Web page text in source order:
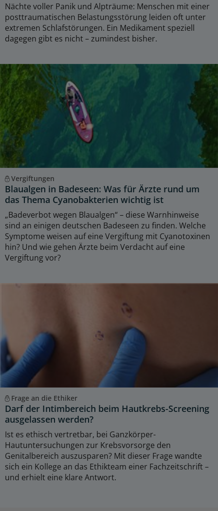
Nächte voller Panik und Alpträume: Menschen mit einer
posttraumatischen Belastungsstörung leiden oft unter
extremen Schlafstörungen. Ein Medikament speziell
dagegen gibt es nicht – zumindest bisher.
Vergiftungen
Blaualgen in Badeseen: Was für Ärzte rund um
das Thema Cyanobakterien wichtig ist
„Badeverbot wegen Blaualgen“ – diese Warnhinweise
sind an einigen deutschen Badeseen zu finden. Welche
Symptome weisen auf eine Vergiftung mit Cyanotoxinen
hin? Und wie gehen Ärzte beim Verdacht auf eine
Vergiftung vor?
Frage an die Ethiker
Darf der Intimbereich beim Hautkrebs-Screening
ausgelassen werden?
Ist es ethisch vertretbar, bei Ganzkörper-
Hautuntersuchungen zur Krebsvorsorge den
Genitalbereich auszusparen? Mit dieser Frage wandte
sich ein Kollege an das Ethikteam einer Fachzeitschrift –
und erhielt eine klare Antwort.